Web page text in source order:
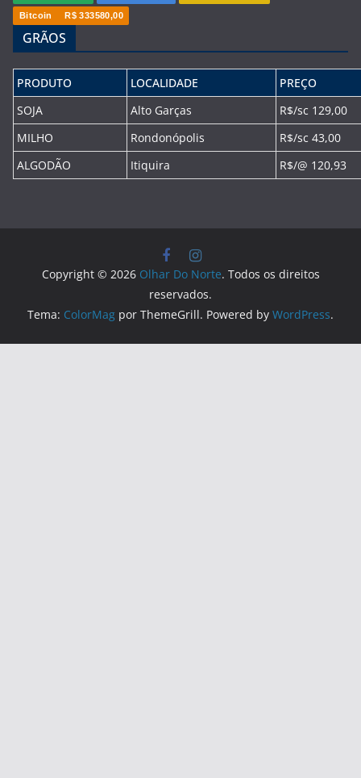
Bitcoin R$ 333580,00
GRÃOS
PRODUTO LOCALIDADE
PREÇO
SOJA
Alto Garças
R$/sc 129,00
MILHO
Rondonópolis
R$/sc 43,00
ALGODÃO
Itiquira R$/@ 120,93
Copyright © 2026 Olhar Do Norte. Todos os direitos
reservados.
Tema: ColorMag por ThemeGrill. Powered by WordPress.